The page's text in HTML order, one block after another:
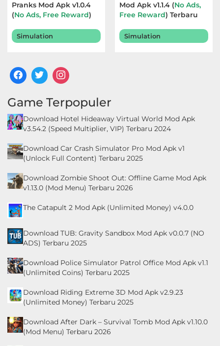
Pranks Mod Apk v1.0.4
(No Ads, Free Reward)
Simulation
Mod Apk v1.1.4 (No Ads,
Free Reward) Terbaru
Simulation
Game Terpopuler
Download Hotel Hideaway Virtual World Mod Apk
v3.54.2 (Speed Multiplier, VIP) Terbaru 2024
Download Car Crash Simulator Pro Mod Apk v1
(Unlock Full Content) Terbaru 2025
Download Zombie Shoot Out: Offline Game Mod Apk
v1.13.0 (Mod Menu) Terbaru 2026
The Catapult 2 Mod Apk (Unlimited Money) v4.0.0
Download TUB: Gravity Sandbox Mod Apk v0.0.7 (NO
ADS) Terbaru 2025
Download Police Simulator Patrol Office Mod Apk v1.1
(Unlimited Coins) Terbaru 2025
Download Riding Extreme 3D Mod Apk v2.9.23
(Unlimited Money) Terbaru 2025
Download After Dark – Survival Tomb Mod Apk v1.10.0
(Mod Menu) Terbaru 2026